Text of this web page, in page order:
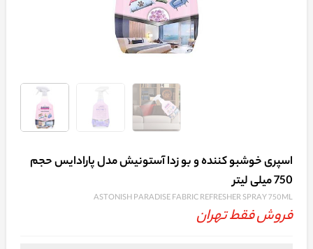
اسپری خوشبو کننده و بو زدا آستونیش مدل پارادایس حجم
750 میلی لیتر
ASTONISH PARADISE FABRIC REFRESHER SPRAY 750ML
فروش فقط تهران